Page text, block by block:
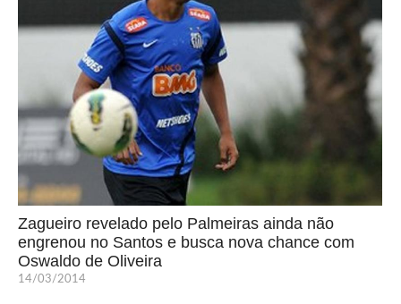
Zagueiro revelado pelo Palmeiras ainda não
engrenou no Santos e busca nova chance com
Oswaldo de Oliveira
14/03/2014